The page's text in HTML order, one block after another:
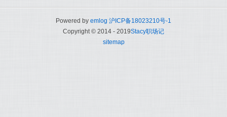
Powered by emlog 沪ICP备18023210号-1
Copyright © 2014 - 2019Stacy职场记
sitemap